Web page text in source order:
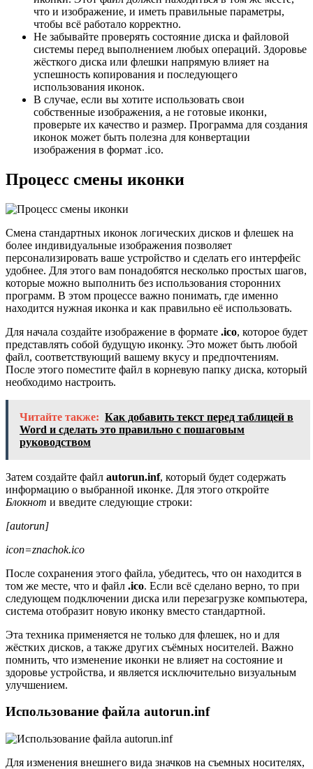
что и изображение, и иметь правильные параметры,
чтобы всё работало корректно.
Не забывайте проверять состояние диска и файловой
системы перед выполнением любых операций. Здоровье
жёсткого диска или флешки напрямую влияет на
успешность копирования и последующего
использования иконок.
В случае, если вы хотите использовать свои
собственные изображения, а не готовые иконки,
проверьте их качество и размер. Программа для создания
иконок может быть полезна для конвертации
изображения в формат .ico.
Процесс смены иконки
Смена стандартных иконок логических дисков и флешек на
более индивидуальные изображения позволяет
персонализировать ваше устройство и сделать его интерфейс
удобнее. Для этого вам понадобятся несколько простых шагов,
которые можно выполнить без использования сторонних
программ. В этом процессе важно понимать, где именно
находится нужная иконка и как правильно её использовать.
Для начала создайте изображение в формате .ico, которое будет
представлять собой будущую иконку. Это может быть любой
файл, соответствующий вашему вкусу и предпочтениям.
После этого поместите файл в корневую папку диска, который
необходимо настроить.
Читайте также: Как добавить текст перед таблицей в
Word и сделать это правильно с пошаговым
руководством
Затем создайте файл autorun.inf, который будет содержать
информацию о выбранной иконке. Для этого откройте
Блокнот и введите следующие строки:
[autorun]
icon=znachok.ico
После сохранения этого файла, убедитесь, что он находится в
том же месте, что и файл .ico. Если всё сделано верно, то при
следующем подключении диска или перезагрузке компьютера,
система отобразит новую иконку вместо стандартной.
Эта техника применяется не только для флешек, но и для
жёстких дисков, а также других съёмных носителей. Важно
помнить, что изменение иконки не влияет на состояние и
здоровье устройства, и является исключительно визуальным
улучшением.
Использование файла autorun.inf
Для изменения внешнего вида значков на съемных носителях,